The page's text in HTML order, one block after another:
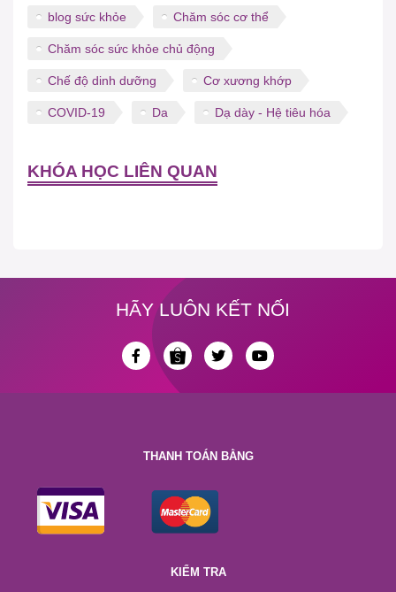
blog sức khỏe Chăm sóc cơ thể
Chăm sóc sức khỏe chủ động
Chế độ dinh dưỡng Cơ xương khớp
COVID-19 Da Dạ dày - Hệ tiêu hóa
KHÓA HỌC LIÊN QUAN
HÃY LUÔN KẾT NỐI
THANH TOÁN BẰNG
KIỂM TRA